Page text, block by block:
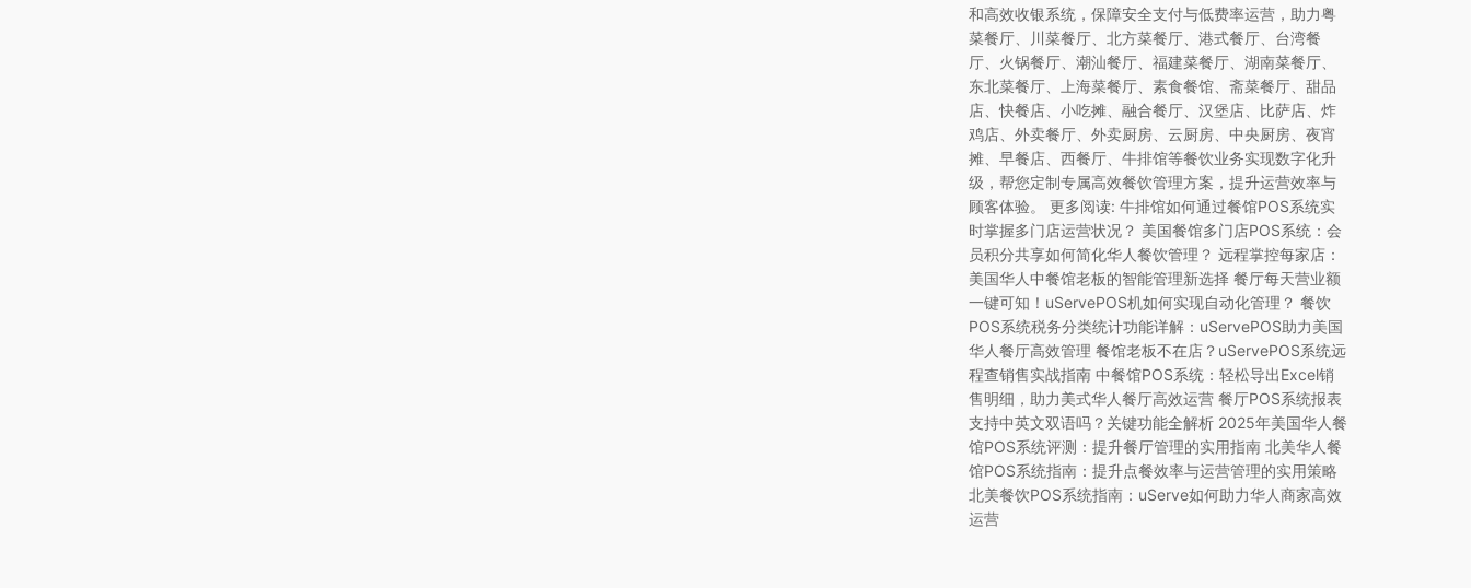
和高效收银系统，保障安全支付与低费率运营，助力粤
菜餐厅、川菜餐厅、北方菜餐厅、港式餐厅、台湾餐
厅、火锅餐厅、潮汕餐厅、福建菜餐厅、湖南菜餐厅、
东北菜餐厅、上海菜餐厅、素食餐馆、斋菜餐厅、甜品
店、快餐店、小吃摊、融合餐厅、汉堡店、比萨店、炸
鸡店、外卖餐厅、外卖厨房、云厨房、中央厨房、夜宵
摊、早餐店、西餐厅、牛排馆等餐饮业务实现数字化升
级，帮您定制专属高效餐饮管理方案，提升运营效率与
顾客体验。 更多阅读: 牛排馆如何通过餐馆POS系统实
时掌握多门店运营状况？ 美国餐馆多门店POS系统：会
员积分共享如何简化华人餐饮管理？ 远程掌控每家店：
美国华人中餐馆老板的智能管理新选择 餐厅每天营业额
一键可知！uServePOS机如何实现自动化管理？ 餐饮
POS系统税务分类统计功能详解：uServePOS助力美国
华人餐厅高效管理 餐馆老板不在店？uServePOS系统远
程查销售实战指南 中餐馆POS系统：轻松导出Excel销
售明细，助力美式华人餐厅高效运营 餐厅POS系统报表
支持中英文双语吗？关键功能全解析 2025年美国华人餐
馆POS系统评测：提升餐厅管理的实用指南 北美华人餐
馆POS系统指南：提升点餐效率与运营管理的实用策略
北美餐饮POS系统指南：uServe如何助力华人商家高效
运营